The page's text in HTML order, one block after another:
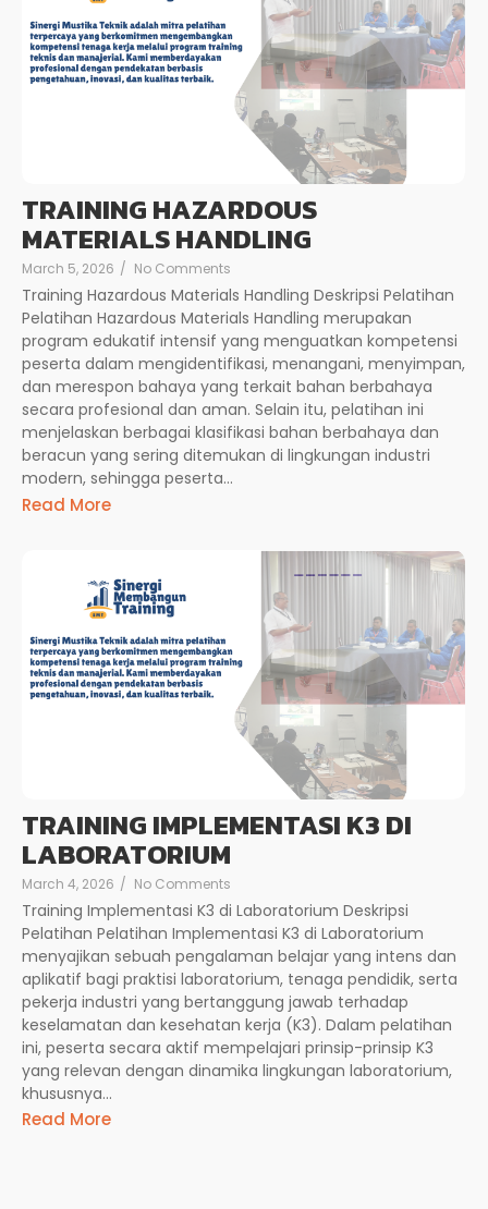
TRAINING HAZARDOUS
MATERIALS HANDLING
March 5, 2026 / No Comments
Training Hazardous Materials Handling Deskripsi Pelatihan
Pelatihan Hazardous Materials Handling merupakan
program edukatif intensif yang menguatkan kompetensi
peserta dalam mengidentifikasi, menangani, menyimpan,
dan merespon bahaya yang terkait bahan berbahaya
secara profesional dan aman. Selain itu, pelatihan ini
menjelaskan berbagai klasifikasi bahan berbahaya dan
beracun yang sering ditemukan di lingkungan industri
modern, sehingga peserta...
Read More
TRAINING IMPLEMENTASI K3 DI
LABORATORIUM
March 4, 2026 / No Comments
Training Implementasi K3 di Laboratorium Deskripsi
Pelatihan Pelatihan Implementasi K3 di Laboratorium
menyajikan sebuah pengalaman belajar yang intens dan
aplikatif bagi praktisi laboratorium, tenaga pendidik, serta
pekerja industri yang bertanggung jawab terhadap
keselamatan dan kesehatan kerja (K3). Dalam pelatihan
ini, peserta secara aktif mempelajari prinsip-prinsip K3
yang relevan dengan dinamika lingkungan laboratorium,
khususnya...
Read More